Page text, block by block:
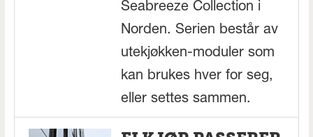
Seabreeze Collection i
Norden. Serien består av
utekjøkken-moduler som
kan brukes hver for seg,
eller settes sammen.